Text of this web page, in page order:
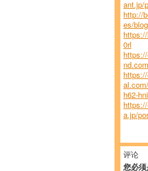
ant.jp/
http://
es/
0rl
h62-
a.jp/
评论
您必须